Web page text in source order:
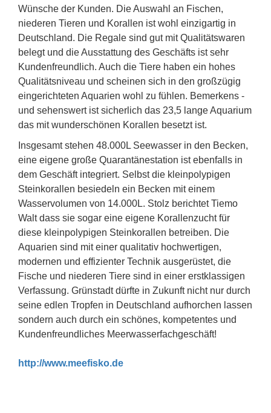
Wünsche der Kunden. Die Auswahl an Fischen,
niederen Tieren und Korallen ist wohl einzigartig in
Deutschland. Die Regale sind gut mit Qualitätswaren
belegt und die Ausstattung des Geschäfts ist sehr
Kundenfreundlich. Auch die Tiere haben ein hohes
Qualitätsniveau und scheinen sich in den großzügig
eingerichteten Aquarien wohl zu fühlen. Bemerkens -
und sehenswert ist sicherlich das 23,5 lange Aquarium
das mit wunderschönen Korallen besetzt ist.
Insgesamt stehen 48.000L Seewasser in den Becken,
eine eigene große Quarantänestation ist ebenfalls in
dem Geschäft integriert. Selbst die kleinpolypigen
Steinkorallen besiedeln ein Becken mit einem
Wasservolumen von 14.000L. Stolz berichtet Tiemo
Walt dass sie sogar eine eigene Korallenzucht für
diese kleinpolypigen Steinkorallen betreiben. Die
Aquarien sind mit einer qualitativ hochwertigen,
modernen und effizienter Technik ausgerüstet, die
Fische und niederen Tiere sind in einer erstklassigen
Verfassung. Grünstadt dürfte in Zukunft nicht nur durch
seine edlen Tropfen in Deutschland aufhorchen lassen
sondern auch durch ein schönes, kompetentes und
Kundenfreundliches Meerwasserfachgeschäft!
http://www.meefisko.de